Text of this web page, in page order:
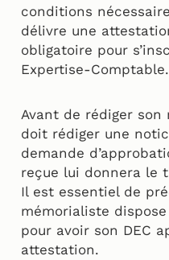
conditions
délivre une
obligatoire pour
Expertise-Comptable.
Avant de rédiger
doit rédiger une
demande
reçue lui donnera le
Il est essentiel de
mémorialiste
pour avoir son DEC
attestation.